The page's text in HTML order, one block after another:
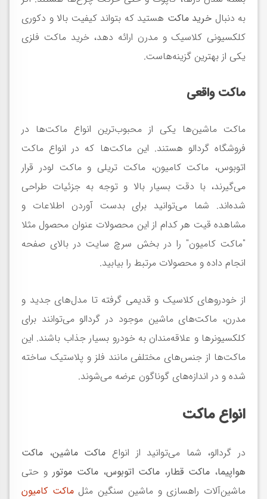
به دنبال خرید ماکت هستید که بتواند کیفیت بالا و دکوری
کلکسیونی کلاسیک و مدرن ارائه دهد، خرید ماکت فلزی
یکی از بهترین گزینه‌هاست.
ماکت واقعی
ماکت ماشین‌ها یکی از محبوب‌ترین انواع ماکت‌ها در
فروشگاه گردالو هستند. این ماکت‌ها که در انواع ماکت
اتوبوس، ماکت کامیون، ماکت تریلی و ماکت لودر قرار
می‌گیرند، با دقت بسیار بالا و توجه به جزئیات طراحی
شده‌اند. شما می‌توانید برای بدست آوردن اطلاعات و
مشاهده قیت هر کدام از این محصولات عنوان محصول مثلا
"ماکت کامیون" را در بخش سرچ سایت در بالای صفحه
انجام داده و محصولات مرتبط را بیابید.
از خودروهای کلاسیک و قدیمی گرفته تا مدل‌های جدید و
مدرن، ماکت‌های ماشین موجود در گردالو می‌توانند برای
کلکسیونرها و علاقه‌مندان به خودرو بسیار جذاب باشند. این
ماکت‌ها از جنس‌های مختلفی مانند فلز و پلاستیک ساخته
شده و در اندازه‌های گوناگون عرضه می‌شوند.
انواع ماکت
در گردالو، شما می‌توانید از انواع ماکت‌ ماشین، ماکت
هواپیما، ماکت قطار، ماکت اتوبوس،ماکت موتور و حتی
ماشین‌آلات راهسازی و ماشین سنگین مثلماکت کامیون